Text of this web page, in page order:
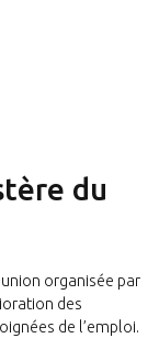
du
organisée par
des
de l’emploi.